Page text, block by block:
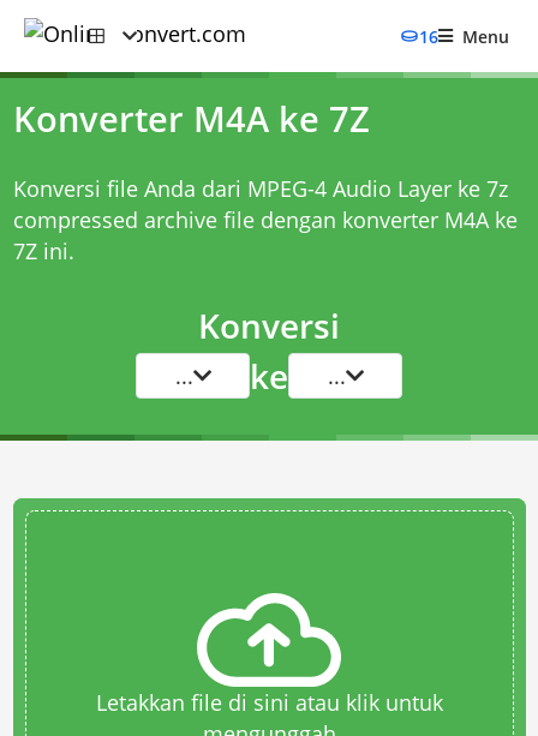
16 Menu
Konverter M4A ke 7Z
Konversi file Anda dari MPEG-4 Audio Layer ke 7z
compressed archive file dengan konverter M4A ke
7Zini.
Konversi
... ke ...
Letakkan file di sini atau klik untuk